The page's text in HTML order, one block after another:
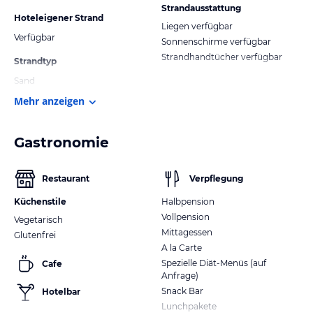
Hoteleigener Strand
Verfügbar
Strandtyp
Sand
Strandausstattung
Liegen verfügbar
Sonnenschirme verfügbar
Strandhandtücher verfügbar
Mehr anzeigen
Gastronomie
Restaurant
Küchenstile
Vegetarisch
Glutenfrei
Cafe
Hotelbar
Verpflegung
Halbpension
Vollpension
Mittagessen
A la Carte
Spezielle Diät-Menüs (auf
Anfrage)
Snack Bar
Lunchpakete